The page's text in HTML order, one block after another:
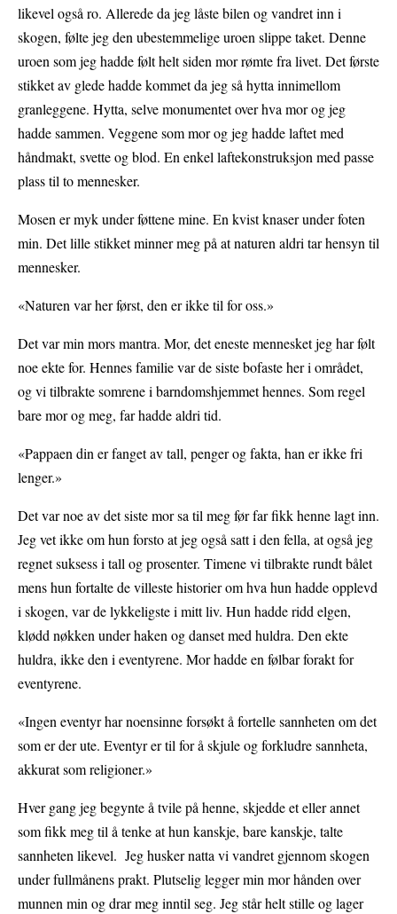
likevel også ro. Allerede da jeg låste bilen og vandret inn i
skogen, følte jeg den ubestemmelige uroen slippe taket. Denne
uroen som jeg hadde følt helt siden mor rømte fra livet. Det første
stikket av glede hadde kommet da jeg så hytta innimellom
granleggene. Hytta, selve monumentet over hva mor og jeg
hadde sammen. Veggene som mor og jeg hadde laftet med
håndmakt, svette og blod. En enkel laftekonstruksjon med passe
plass til to mennesker.
Mosen er myk under føttene mine. En kvist knaser under foten
min. Det lille stikket minner meg på at naturen aldri tar hensyn til
mennesker.
«Naturen var her først, den er ikke til for oss.»
Det var min mors mantra. Mor, det eneste mennesket jeg har følt
noe ekte for. Hennes familie var de siste bofaste her i området,
og vi tilbrakte somrene i barndomshjemmet hennes. Som regel
bare mor og meg, far hadde aldri tid.
«Pappaen din er fanget av tall, penger og fakta, han er ikke fri
lenger.»
Det var noe av det siste mor sa til meg før far fikk henne lagt inn.
Jeg vet ikke om hun forsto at jeg også satt i den fella, at også jeg
regnet suksess i tall og prosenter. Timene vi tilbrakte rundt bålet
mens hun fortalte de villeste historier om hva hun hadde opplevd
i skogen, var de lykkeligste i mitt liv. Hun hadde ridd elgen,
klødd nøkken under haken og danset med huldra. Den ekte
huldra, ikke den i eventyrene. Mor hadde en følbar forakt for
eventyrene.
«Ingen eventyr har noensinne forsøkt å fortelle sannheten om det
som er der ute. Eventyr er til for å skjule og forkludre sannheta,
akkurat som religioner.»
Hver gang jeg begynte å tvile på henne, skjedde et eller annet
som fikk meg til å tenke at hun kanskje, bare kanskje, talte
sannheten likevel. Jeg husker natta vi vandret gjennom skogen
under fullmånens prakt. Plutselig legger min mor hånden over
munnen min og drar meg inntil seg. Jeg står helt stille og lager